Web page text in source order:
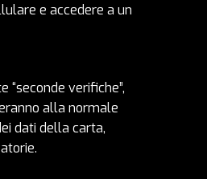
e accedere a un
“seconde verifiche”,
alla normale
dati della carta,